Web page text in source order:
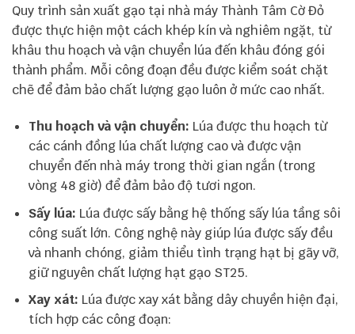
Quy trình sản xuất gạo tại nhà máy Thành Tâm Cờ Đỏ
được thực hiện một cách khép kín và nghiêm ngặt, từ
khâu thu hoạch và vận chuyển lúa đến khâu đóng gói
thành phẩm. Mỗi công đoạn đều được kiểm soát chặt
chẽ để đảm bảo chất lượng gạo luôn ở mức cao nhất.
Thu hoạch và vận chuyển: Lúa được thu hoạch từ
các cánh đồng lúa chất lượng cao và được vận
chuyển đến nhà máy trong thời gian ngắn (trong
vòng 48 giờ) để đảm bảo độ tươi ngon.
Sấy lúa: Lúa được sấy bằng hệ thống sấy lúa tầng sôi
công suất lớn. Công nghệ này giúp lúa được sấy đều
và nhanh chóng, giảm thiểu tình trạng hạt bị gãy vỡ,
giữ nguyên chất lượng hạt gạo ST25.
Xay xát: Lúa được xay xát bằng dây chuyền hiện đại,
tích hợp các công đoạn: